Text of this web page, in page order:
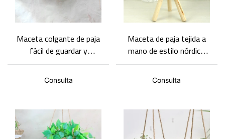
Maceta colgante de paja
fácil de guardar y
acogedora, con gran
capacidad de carga y fácil
de transportar.
Consulta
Maceta de paja tejida a
mano de estilo nórdico
con soporte de madera,
contenedor de
almacenamiento creativo
flores, disponible para
venta al por mayor.
Consulta